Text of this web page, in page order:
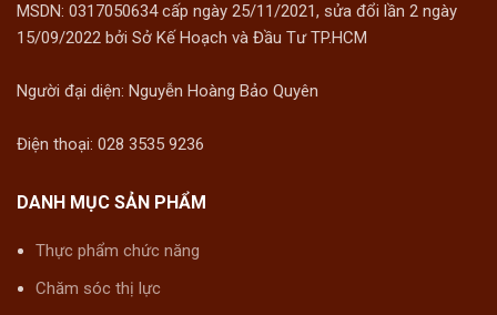
MSDN: 0317050634 cấp ngày 25/11/2021, sửa đổi lần 2 ngày
15/09/2022 bởi Sở Kế Hoạch và Đầu Tư TP.HCM
Người đại diện: Nguyễn Hoàng Bảo Quyên
Điện thoại: 028 3535 9236
DANH MỤC SẢN PHẨM
Thực phẩm chức năng
Chăm sóc thị lực